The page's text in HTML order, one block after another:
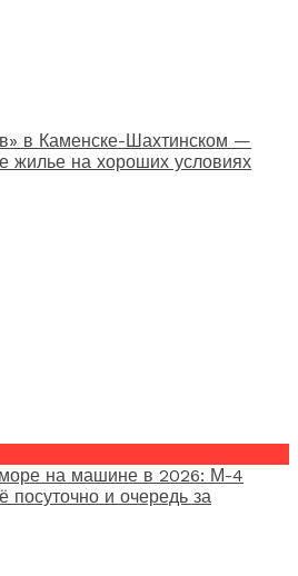
в Каменске-Шахтинском —
жилье на хороших условиях
на машине в 2026: М-4
посуточно и очередь за